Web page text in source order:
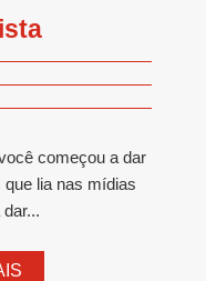
começou a dar
lia nas mídias